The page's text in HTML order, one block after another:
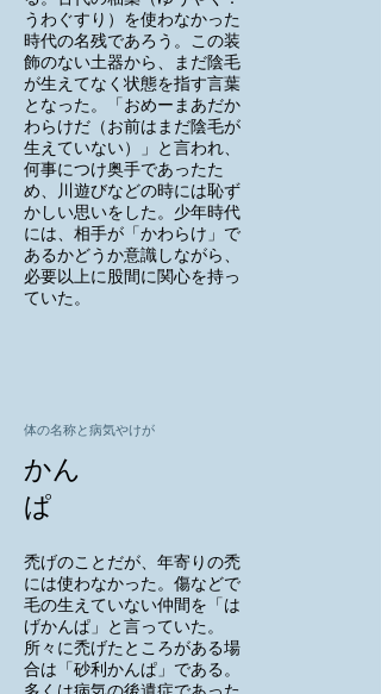
うわぐすり）を使わなかった
時代の名残であろう。この装
飾のない土器から、まだ陰毛
が生えてなく状態を指す言葉
となった。「おめーまあだか
わらけだ（お前はまだ陰毛が
生えていない）」と言われ、
何事につけ奥手であったた
め、川遊びなどの時には恥ず
かしい思いをした。少年時代
には、相手が「かわらけ」で
あるかどうか意識しながら、
必要以上に股間に関心を持っ
ていた。
体の名称と病気やけが
かん
ぱ
禿げのことだが、年寄りの禿
には使わなかった。傷などで
毛の生えていない仲間を「は
げかんぱ」と言っていた。
所々に禿げたところがある場
合は「砂利かんぱ」である。